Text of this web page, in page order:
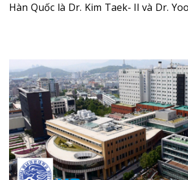
Hàn Quốc là Dr. Kim Taek- Il và Dr.
được Bộ giáo dục và đào tạo Hàn
sách trực tiếp nhằm phục vụ cho
nghiên cứu, giảng dạy trong chương
Hàn Quốc thế kỷ 21.Xem thêm